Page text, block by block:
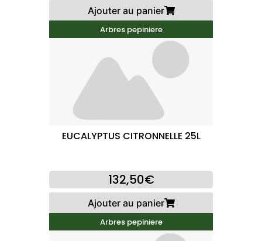
Ajouter au panier
Arbres pepiniere
EUCALYPTUS CITRONNELLE 25L
132,50€
Ajouter au panier
Arbres pepiniere